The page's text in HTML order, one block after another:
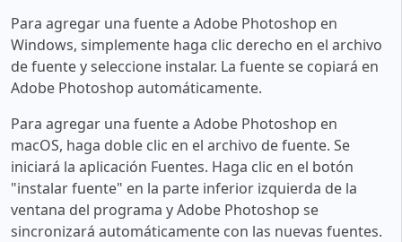
Para agregar una fuente a Adobe Photoshop en
Windows, simplemente haga clic derecho en el archivo
de fuente y seleccione instalar. La fuente se copiará en
Adobe Photoshop automáticamente.
Para agregar una fuente a Adobe Photoshop en
macOS, haga doble clic en el archivo de fuente. Se
iniciará la aplicación Fuentes. Haga clic en el botón
"instalar fuente" en la parte inferior izquierda de la
ventana del programa y Adobe Photoshop se
sincronizará automáticamente con las nuevas fuentes.